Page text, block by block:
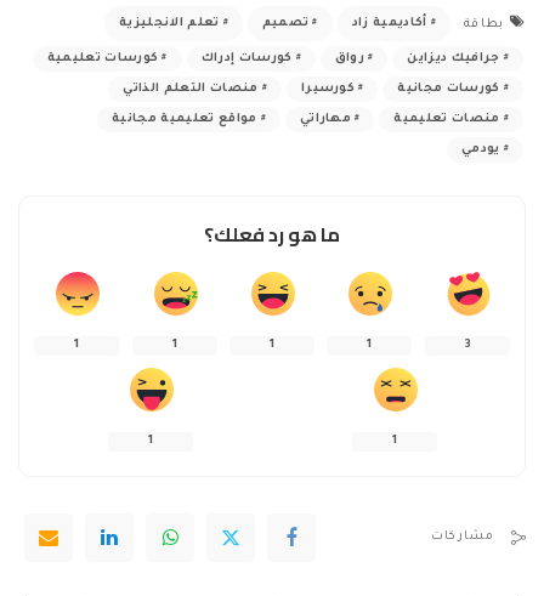
بطاقة أكاديمية زاد تصميم تعلم الانجليزية
جرافيك ديزاين رواق كورسات إدراك كورسات تعليمية
كورسات مجانية كورسيرا منصات التعلم الذاتي
منصات تعليمية مهاراتي مواقع تعليمية مجانية
يودمي
ما هو رد فعلك؟
3
1
1
1
1
1
1
مشاركات